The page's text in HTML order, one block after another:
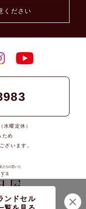
ンドセル
ください
曜定休）
ため
ざいます。